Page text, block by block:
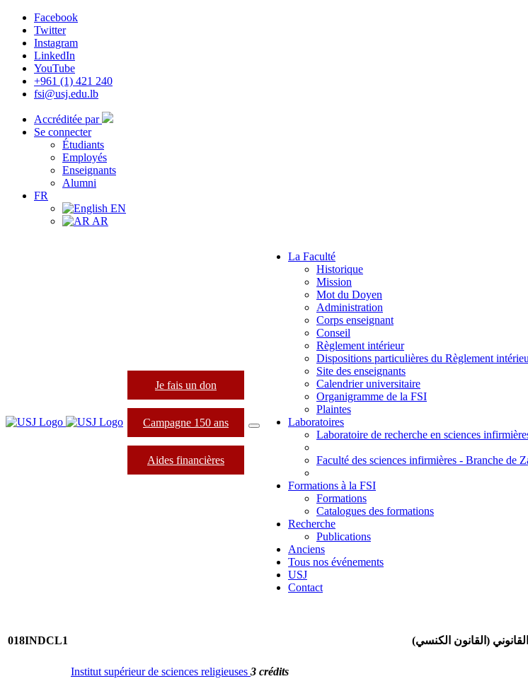
Facebook
Twitter
Instagram
LinkedIn
YouTube
+961 (1) 421 240
fsi@usj.edu.lb
Accréditée par
Se connecter
Étudiants
Employés
Enseignants
Alumni
FR
EN
AR
Je fais un don
Campagne 150 ans
Aides financières
La Faculté
Historique
Mission
Mot du Doyen
Administration
Corps enseignant
Conseil
Règlement intérieur
Dispositions particulières du Règlement
Site des enseignants
Calendrier universitaire
Organigramme de la FSI
Plaintes
Laboratoires
Laboratoire de recherche en sciences
Faculté des sciences infirmières - Branche de
Formations à la FSI
Formations
Catalogues des formations
Recherche
Publications
Anciens
Tous nos événements
USJ
Contact
018INDCL1 (القانون الكنسي)
Institut supérieur de sciences religieuses 3 crédits